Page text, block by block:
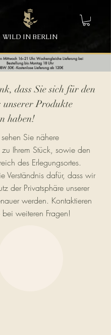
WILD IN BERLIN
Mittwoch 16–21 Uhr. Wochengleiche Lieferung bei
Bestellung bis Montag 18 Uhr
50€ - Kostenlose Lieferung ab 120€
dass Sie sich für den
unserer Produkte
haben!
Sie nähere
Ihrem Stück, sowie den
des Erlegungsortes.
Verständnis dafür, dass wir
der Privatsphäre unserer
werden. Kontaktieren
weiteren Fragen!